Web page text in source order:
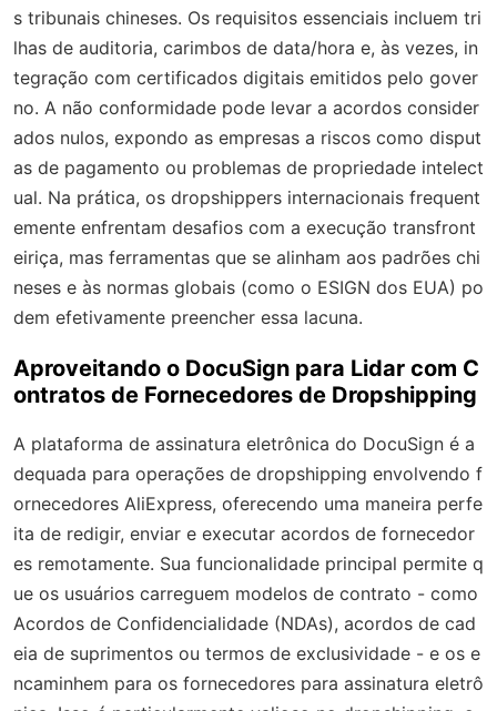
s tribunais chineses. Os requisitos essenciais incluem tri
lhas de auditoria, carimbos de data/hora e, às vezes, in
tegração com certificados digitais emitidos pelo gover
no. A não conformidade pode levar a acordos consider
ados nulos, expondo as empresas a riscos como disput
as de pagamento ou problemas de propriedade intelect
ual. Na prática, os dropshippers internacionais frequent
emente enfrentam desafios com a execução transfront
eiriça, mas ferramentas que se alinham aos padrões chi
neses e às normas globais (como o ESIGN dos EUA) po
dem efetivamente preencher essa lacuna.
Aproveitando o DocuSign para Lidar com C
ontratos de Fornecedores de Dropshipping
A plataforma de assinatura eletrônica do DocuSign é a
dequada para operações de dropshipping envolvendo f
ornecedores AliExpress, oferecendo uma maneira perfe
ita de redigir, enviar e executar acordos de fornecedor
es remotamente. Sua funcionalidade principal permite q
ue os usuários carreguem modelos de contrato - como
Acordos de Confidencialidade (NDAs), acordos de cad
eia de suprimentos ou termos de exclusividade - e os e
ncaminhem para os fornecedores para assinatura eletrô